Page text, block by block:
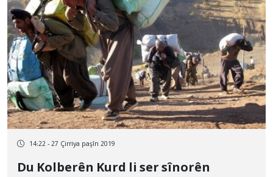
14:22 - 27 Çirriya paşîn 2019
Du Kolberên Kurd li ser sînorên